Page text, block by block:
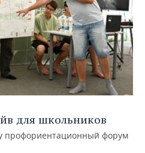
для школьников
профориентационный форум